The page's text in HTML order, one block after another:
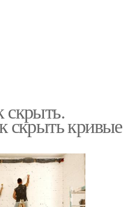
скрыть.
скрыть кривые